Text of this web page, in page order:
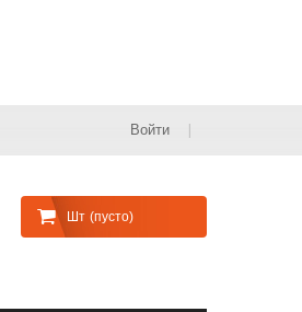
Войти
Шт (пусто)